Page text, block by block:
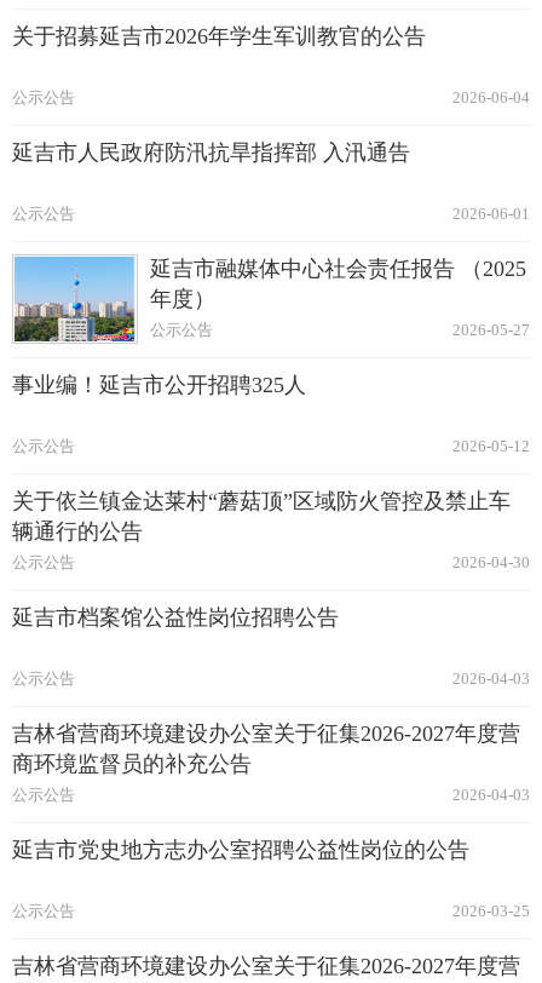
关于招募延吉市2026年学生军训教官的公告
2026-06-04
公示公告
延吉市人民政府防汛抗旱指挥部 入汛通告
2026-06-01
公示公告
延吉市融媒体中心社会责任报告 （2025
年度）
2026-05-27
公示公告
事业编！延吉市公开招聘325人
2026-05-12
公示公告
关于依兰镇金达莱村“蘑菇顶”区域防火管控及禁止车
辆通行的公告
2026-04-30
公示公告
延吉市档案馆公益性岗位招聘公告
2026-04-03
公示公告
吉林省营商环境建设办公室关于征集2026-2027年度营
商环境监督员的补充公告
2026-04-03
公示公告
延吉市党史地方志办公室招聘公益性岗位的公告
2026-03-25
公示公告
吉林省营商环境建设办公室关于征集2026-2027年度营